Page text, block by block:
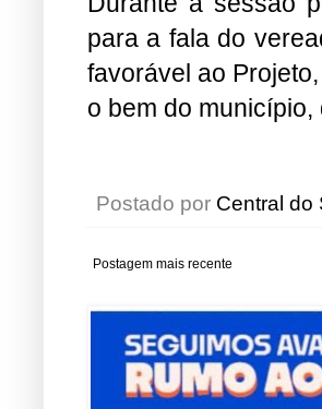
para a fala do
favorável ao
o bem do
Postado por Central do
Postagem mais recente